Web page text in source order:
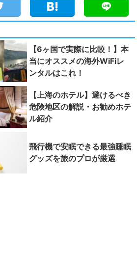
【6ヶ国で実際に比較！】本
当にオススメの海外WiFiレ
ンタルはこれ！
【上海のホテル】避けるべき
危険地区の解説・お勧めホテ
ル紹介
飛行機で安眠できる最強睡眠
グッズを旅のプロが厳選